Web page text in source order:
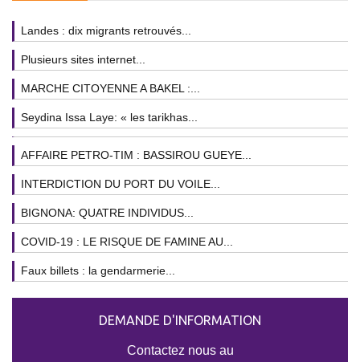
Landes : dix migrants retrouvés...
Plusieurs sites internet...
MARCHE CITOYENNE A BAKEL :...
Seydina Issa Laye: « les tarikhas...
AFFAIRE PETRO-TIM : BASSIROU GUEYE...
INTERDICTION DU PORT DU VOILE...
BIGNONA: QUATRE INDIVIDUS...
COVID-19 : LE RISQUE DE FAMINE AU...
Faux billets : la gendarmerie...
DEMANDE D'INFORMATION
Contactez nous au